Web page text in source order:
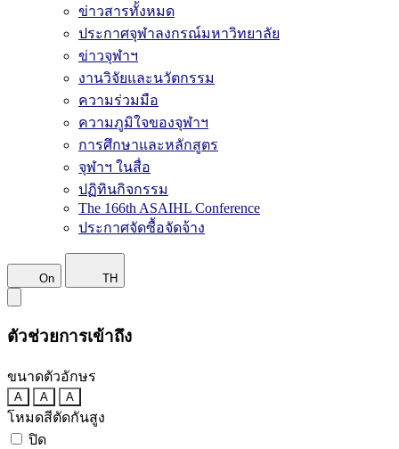
ข่าวสารทั้งหมด
ประกาศจุฬาลงกรณ์มหาวิทยาลัย
ข่าวจุฬาฯ
งานวิจัยและนวัตกรรม
ความร่วมมือ
ความภูมิใจของจุฬาฯ
การศึกษาและหลักสูตร
จุฬาฯ ในสื่อ
ปฏิทินกิจกรรม
The 166th ASAIHL Conference
ประกาศจัดซื้อจัดจ้าง
On TH
ตัวช่วยการเข้าถึง
ขนาดตัวอักษร
A A A
โหมดสีตัดกันสูง
ปิด